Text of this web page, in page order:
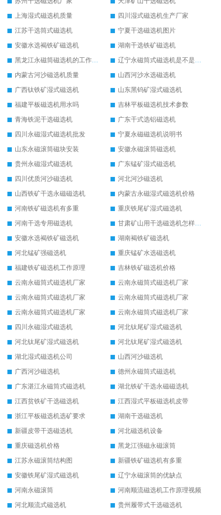
上海湿式磁选机质量
四川湿式磁选机生产厂家
江苏干选筒式磁选机
宁夏干选磁选机图片
安徽水选褐铁矿磁选机
湖南干选铁矿磁选机
内蒙古河沙磁选机质量
山西河沙水选磁选机
广西钛铁矿湿式磁选机
山东黑钨矿湿式磁选机
福建平板磁选机用水吗
吉林平板磁选机技术参数
青海铁泥干选磁选机
广东干式选铝磁选机
四川永磁湿式磁选机批发
宁夏永磁磁选机说明书
山东永磁滚筒磁块安装
安徽永磁滚筒磁选机
贵州永磁湿式磁选机
广东锰矿湿式磁选机
四川优质河沙磁选机
河北河沙磁选机
山西铁矿干选永磁磁选机
内蒙古永磁湿式磁选机价格
河南铁矿磁选机有多重
重庆铁尾矿湿式磁选机
河南干选专用磁选机
安徽水选褐铁矿磁选机
湖南褐铁矿磁选机
河北锰矿强磁选机
重庆锰矿水选磁选机
福建铁矿磁选机工作原理
吉林铁矿磁选机价格
云南永磁筒式磁选机厂家
云南永磁筒式磁选机厂家
云南永磁筒式磁选机厂家
云南永磁筒式磁选机厂家
云南永磁筒式磁选机厂家
云南永磁筒式磁选机厂家
四川永磁湿式磁选机
河北钛尾矿湿式磁选机
河北钛尾矿湿式磁选机
河北钛尾矿湿式磁选机
湖北湿式磁选机公司
山西河沙磁选机
广西河沙磁选机
德州永磁筒式磁选机
广东湛江永磁筒式磁选机
湖北铁矿干选永磁磁选机
江西贫铁矿干选磁选机
江西湿式平板磁选机皮带
浙江平板磁选机选矿要求
湖南干选磁选机
新疆皮带干选磁选机
河北磁选机设备
重庆磁选机价格
黑龙江强磁永磁滚筒
江苏永磁滚筒结构图
新疆铁矿磁选机有多重
安徽铁尾矿湿式磁选机
辽宁永磁滚筒的优缺点
河南永磁滚筒
河南顺流磁选机工作原理视频
河北顺流式磁选机
贵州履带式干选磁选机